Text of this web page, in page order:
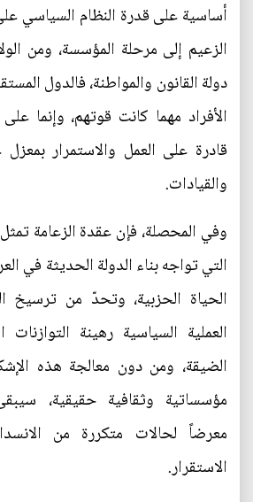
أساسية على قدرة النظام السياسي
الزعيم إلى مرحلة المؤسسة، ومن
دولة القانون والمواطنة، فالدول
الأفراد مهما كانت قوتهم، وإنما
قادرة على العمل والاستمرار
والقيادات.
وفي المحصلة، فإن عقدة الزعامة
التي تواجه بناء الدولة الحديثة في
الحياة الحزبية، وتحدّ من ترسيخ
العملية السياسية رهينة
الضيقة، ومن دون معالجة هذه
مؤسساتية وثقافية حقيقية،
معرضاً لحالات متكررة من
الاستقرار.